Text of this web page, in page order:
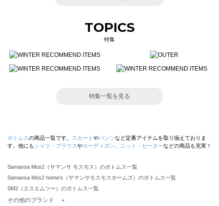
TOPICS
特集
特集一覧を見る
ボトムスの商品一覧です。 スカート やパンツなど定番アイテムを取り揃えておりま
す。他にもシャツ・ブラウスやカーディガン ニット・セーターなどの商品も充実！
Samansa Mos2（サマンサ モスモス）のボトムス一覧
Samansa Mos2 home's（サマンサモスモスホームズ）のボトムス一覧
SM2（エスエムツー）のボトムス一覧
TSUHARU by Samansa Mos2（ツハルバイサマンサモスモス）のボトムス一覧
その他のブランド ＋